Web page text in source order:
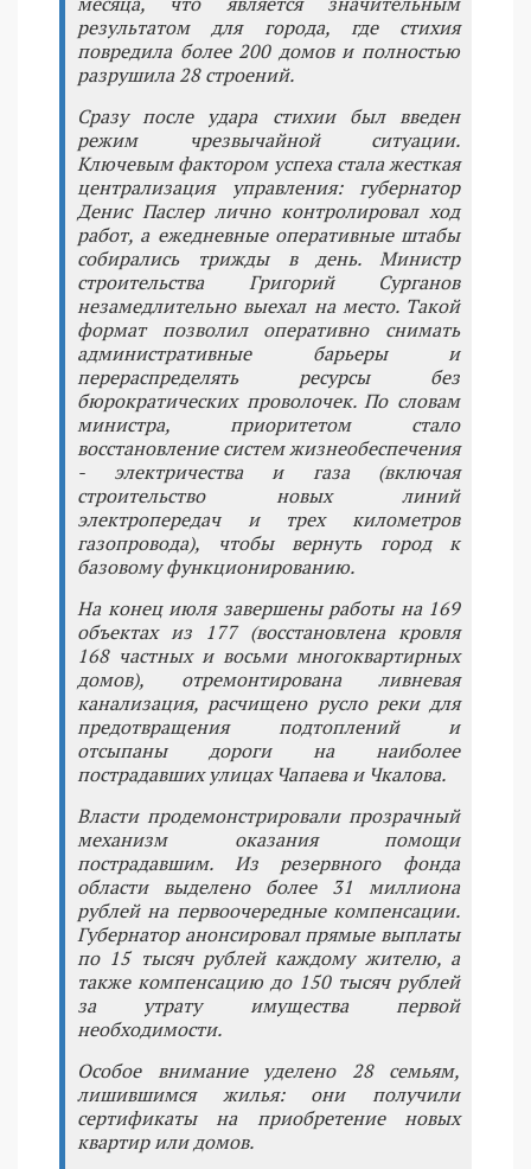
результатом для города, где стихия
повредила более 200 домов и полностью
разрушила 28 строений.
Сразу после удара стихии был введен
режим чрезвычайной ситуации.
Ключевым фактором успеха стала жесткая
централизация управления: губернатор
Денис Паслер лично контролировал ход
работ, а ежедневные оперативные штабы
собирались трижды в день. Министр
строительства Григорий Сурганов
незамедлительно выехал на место. Такой
формат позволил оперативно снимать
административные барьеры и
перераспределять ресурсы без
бюрократических проволочек. По словам
министра, приоритетом стало
восстановление систем жизнеобеспечения
- электричества и газа (включая
строительство новых линий
электропередач и трех километров
газопровода), чтобы вернуть город к
базовому функционированию.
На конец июля завершены работы на 169
объектах из 177 (восстановлена кровля
168 частных и восьми многоквартирных
домов), отремонтирована ливневая
канализация, расчищено русло реки для
предотвращения подтоплений и
отсыпаны дороги на наиболее
пострадавших улицах Чапаева и Чкалова.
Власти продемонстрировали прозрачный
механизм оказания помощи
пострадавшим. Из резервного фонда
области выделено более 31 миллиона
рублей на первоочередные компенсации.
Губернатор анонсировал прямые выплаты
по 15 тысяч рублей каждому жителю, а
также компенсацию до 150 тысяч рублей
за утрату имущества первой
необходимости.
Особое внимание уделено 28 семьям,
лишившимся жилья: они получили
сертификаты на приобретение новых
квартир или домов.